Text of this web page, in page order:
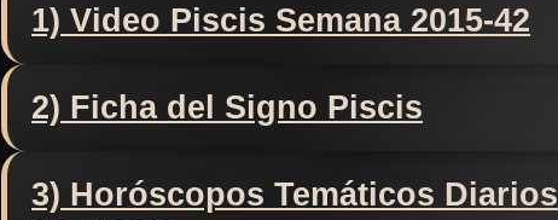
1) Video Piscis Semana 2015-42
2) Ficha del Signo Piscis
3) Horóscopos Temáticos Diarios